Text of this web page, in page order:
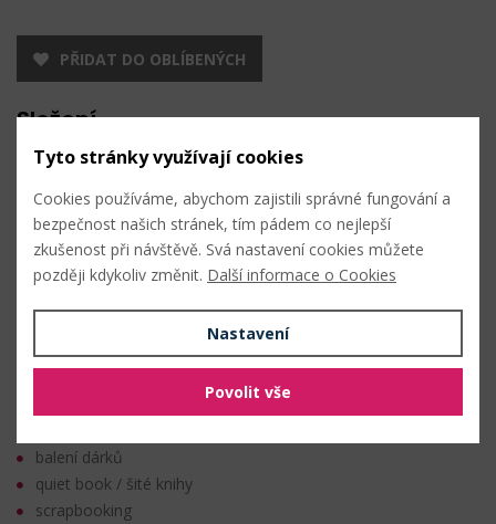
PŘIDAT DO OBLÍBENÝCH
Složení
Vlastnosti
Průměr:20 mm
Tloušťka:3 mm
balení dárků
quiet book / šité knihy
scrapbooking
Tyto stránky využívají cookies
Cookies používáme, abychom zajistili správné fungování a
bezpečnost našich stránek, tím pádem co nejlepší
zkušenost při návštěvě. Svá nastavení cookies můžete
později kdykoliv změnit. Další informace o Cookies
Nastavení
Povolit vše